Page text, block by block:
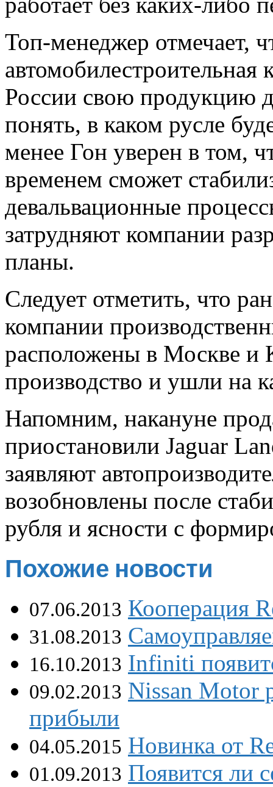
Топ-менеджер отмечает,
автомобилестроительная
России свою продукцию
понять, в каком русле
менее Гон уверен в том,
временем сможет
девальвационные
затрудняют компании
планы.
Следует отметить, что
компании
расположены в Москве и
производство и ушли на
Напомним, накануне
приостановили Jaguar
заявляют
возобновлены после
рубля и ясности с
Похожие новости
07.06.2013 Кооперация
31.08.2013
16.10.2013 Infiniti
09.02.2013 Nissan Motor
прибыли
04.05.2015 Новинка от
01.09.2013 Появится ли